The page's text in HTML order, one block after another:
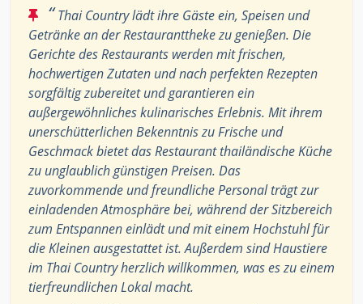
“Thai Country lädt ihre Gäste ein, Speisen und
Getränke an der Restauranttheke zu genießen. Die
Gerichte des Restaurants werden mit frischen,
hochwertigen Zutaten und nach perfekten Rezepten
sorgfältig zubereitet und garantieren ein
außergewöhnliches kulinarisches Erlebnis. Mit ihrem
unerschütterlichen Bekenntnis zu Frische und
Geschmack bietet das Restaurant thailändische Küche
zu unglaublich günstigen Preisen. Das
zuvorkommende und freundliche Personal trägt zur
einladenden Atmosphäre bei, während der Sitzbereich
zum Entspannen einlädt und mit einem Hochstuhl für
die Kleinen ausgestattet ist. Außerdem sind Haustiere
im Thai Country herzlich willkommen, was es zu einem
tierfreundlichen Lokal macht.